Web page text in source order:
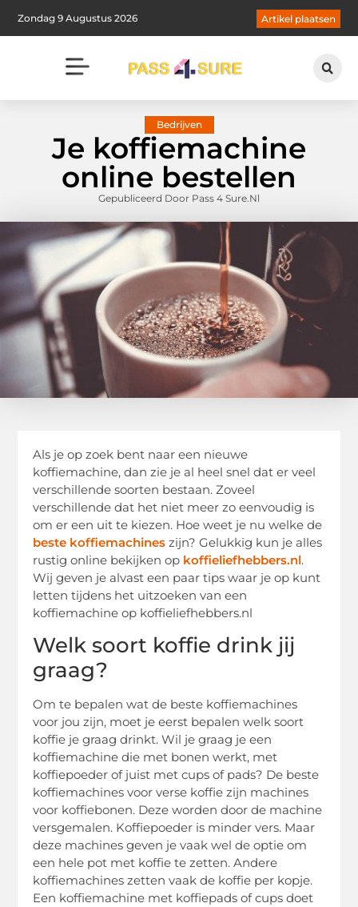
Zondag 9 Augustus 2026 Artikel plaatsen
Bedrijven
Je koffiemachine
online bestellen
Gepubliceerd Door Pass 4 Sure.nl
Als je op zoek bent naar een nieuwe
koffiemachine, dan zie je al heel snel dat er veel
verschillende soorten bestaan. Zoveel
verschillende dat het niet meer zo eenvoudig is
om er een uit te kiezen. Hoe weet je nu welke de
beste koffiemachines zijn? Gelukkig kun je alles
rustig online bekijken op koffieliefhebbers.nl.
Wij geven je alvast een paar tips waar je op kunt
letten tijdens het uitzoeken van een
koffiemachine op koffieliefhebbers.nl
Welk soort koffie drink jij
graag?
Om te bepalen wat de beste koffiemachines
voor jou zijn, moet je eerst bepalen welk soort
koffie je graag drinkt. Wil je graag je een
koffiemachine die met bonen werkt, met
koffiepoeder of juist met cups of pads? De beste
koffiemachines voor verse koffie zijn machines
voor koffiebonen. Deze worden door de machine
versgemalen. Koffiepoeder is minder vers. Maar
deze machines geven je vaak wel de optie om
een hele pot met koffie te zetten. Andere
koffiemachines zetten vaak de koffie per kopje.
Een koffiemachine met koffiepads of cups doet